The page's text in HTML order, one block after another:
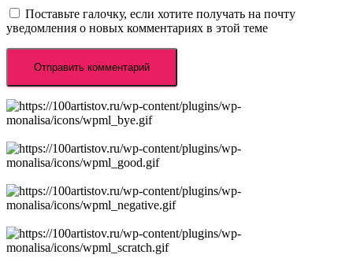
Поставьте галочку, если хотите получать на почту
уведомления о новых комментариях в этой теме